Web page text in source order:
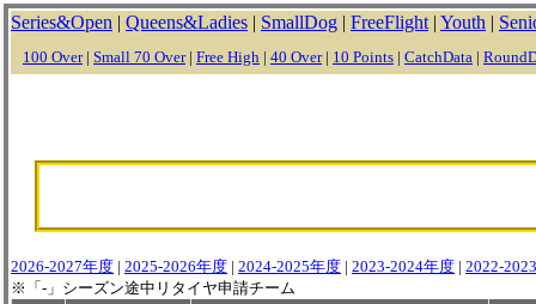
Series&Open | Queens&Ladies | SmallDog | FreeFlight | Youth |
100 Over| Small 70 Over| Free High | 40 Over| 10 Points | CatchData |
2026-2027年度 | 2025-2026年度 | 2024-2025年度 | 2023-2024年度 | 2022-
※「-」シーズン途中リタイヤ申請チーム